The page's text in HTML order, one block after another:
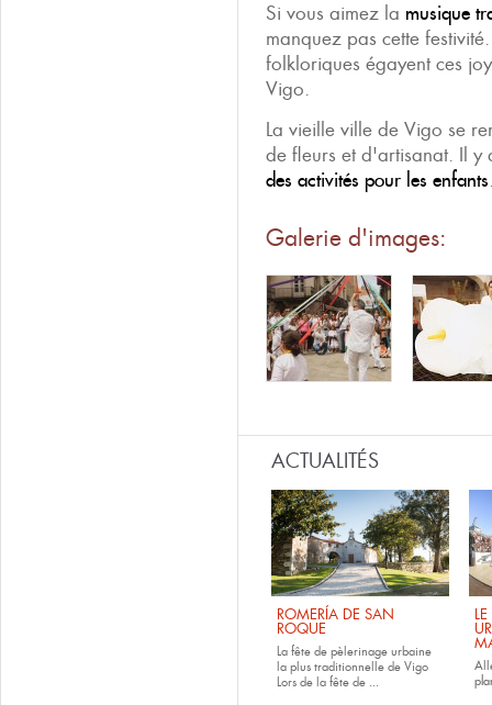
Si vous aimez la musique
manquez pas cette
folkloriques égayent ces
Vigo.
La vieille ville de Vigo se
de fleurs et d'artisanat. Il y
des activités pour les enfants
Galerie d'images:
ACTUALITÉS
ROMERÍA DE SAN
ROQUE
La fête de pèlerinage urbaine
la plus traditionnelle de Vigo
Lors de la fête de ...